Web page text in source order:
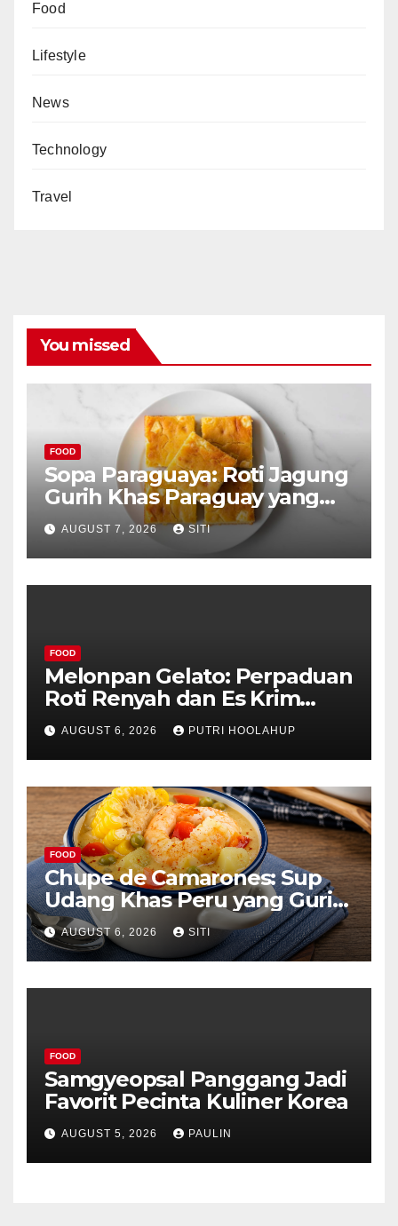
Food
Lifestyle
News
Technology
Travel
You missed
FOOD
Sopa Paraguaya: Roti Jagung
Gurih Khas Paraguay yang
Unik
AUGUST 7, 2026 SITI
FOOD
Melonpan Gelato: Perpaduan
Roti Renyah dan Es Krim
Lembut yang Menggoda
AUGUST 6, 2026 PUTRI HOOLAHUP
FOOD
Chupe de Camarones: Sup
Udang Khas Peru yang Gurih
Lezat
AUGUST 6, 2026 SITI
FOOD
Samgyeopsal Panggang Jadi
Favorit Pecinta Kuliner Korea
AUGUST 5, 2026 PAULIN